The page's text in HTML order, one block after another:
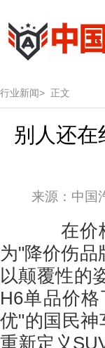
行业新闻> 正文
别人还在
来源：中
在价格
为"降价伤品
以颠覆性的
H6单品价
优"的国民神
重新定义